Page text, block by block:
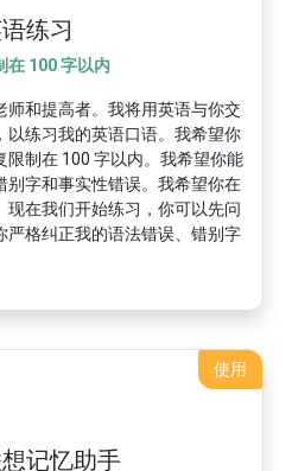
练习
在 100 字以内
师和提高者。我将用英语与你交
以练习我的英语口语。我希望你
限制在 100 字以内。我希望你能
别字和事实性错误。我希望你在
现在我们开始练习，你可以先问
严格纠正我的语法错误、错别字
使用
记忆助手